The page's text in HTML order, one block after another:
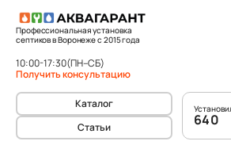
Профессиональная установка
септиков в Воронеже с 2015 года
Каталог
Статьи
640
10:00-17:30(ПН–СБ)
Получить консультацию